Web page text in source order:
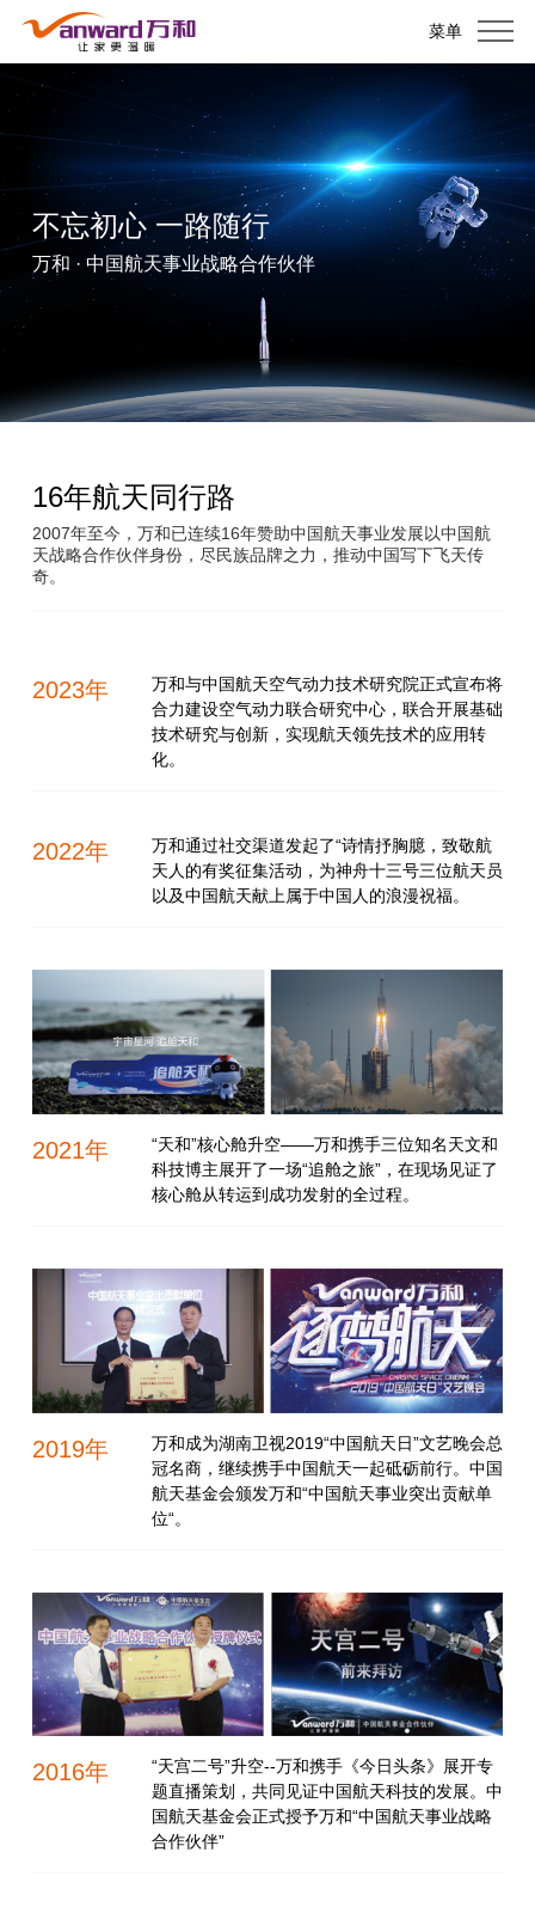
菜单
不忘初心 一路随行
万和 · 中国航天事业战略合作伙伴
16年航天同行路
2007年至今，万和已连续16年赞助中国航天事业发展以中国航
天战略合作伙伴身份，尽民族品牌之力，推动中国写下飞天传
奇。
2023年
万和与中国航天空气动力技术研究院正式宣布将
合力建设空气动力联合研究中心，联合开展基础
技术研究与创新，实现航天领先技术的应用转
化。
2022年
万和通过社交渠道发起了“诗情抒胸臆，致敬航
天人的有奖征集活动，为神舟十三号三位航天员
以及中国航天献上属于中国人的浪漫祝福。
2021年
“天和”核心舱升空——万和携手三位知名天文和
科技博主展开了一场“追舱之旅”，在现场见证了
核心舱从转运到成功发射的全过程。
2019年
万和成为湖南卫视2019“中国航天日”文艺晚会总
冠名商，继续携手中国航天一起砥砺前行。中国
航天基金会颁发万和“中国航天事业突出贡献单
位“。
2016年
“天宫二号”升空--万和携手《今日头条》展开专
题直播策划，共同见证中国航天科技的发展。中
国航天基金会正式授予万和“中国航天事业战略
合作伙伴”